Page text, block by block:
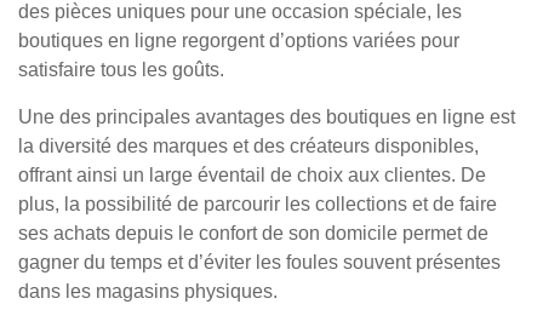
des pièces uniques pour une occasion spéciale, les
boutiques en ligne regorgent d’options variées pour
satisfaire tous les goûts.
Une des principales avantages des boutiques en ligne est
la diversité des marques et des créateurs disponibles,
offrant ainsi un large éventail de choix aux clientes. De
plus, la possibilité de parcourir les collections et de faire
ses achats depuis le confort de son domicile permet de
gagner du temps et d’éviter les foules souvent présentes
dans les magasins physiques.